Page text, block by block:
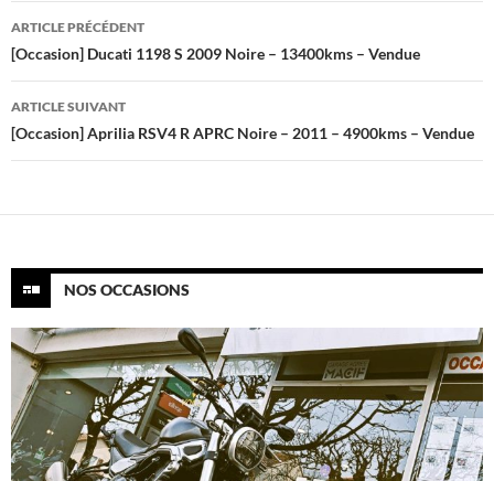
Navigation
des
articles
ARTICLE PRÉCÉDENT
[Occasion] Ducati 1198 S 2009 Noire – 13400kms – Vendue
ARTICLE SUIVANT
[Occasion] Aprilia RSV4 R APRC Noire – 2011 – 4900kms – Vendue
NOS OCCASIONS